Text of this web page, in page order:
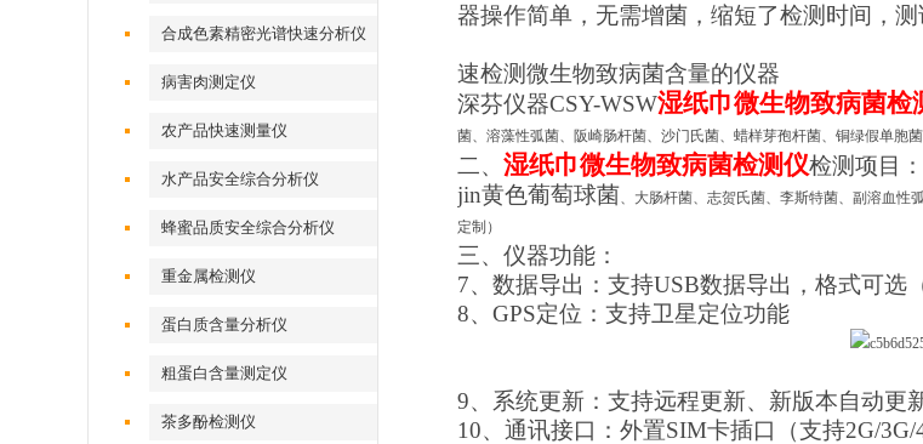
合成色素精密光谱快速分析仪
病害肉测定仪
农产品快速测量仪
水产品安全综合分析仪
蜂蜜品质安全综合分析仪
重金属检测仪
蛋白质含量分析仪
粗蛋白含量测定仪
茶多酚检测仪
器操作简单，无需增菌，缩短了检测时间，测
速检测微生物致病菌含量的仪器
深芬仪器CSY-WSW湿纸巾微生物致病菌检
菌、溶藻性弧菌、阪崎肠杆菌、沙门氏菌、蜡样芽孢杆菌、铜绿假单胞菌
二、 湿纸巾微生物致病菌检测仪检测项目：
jin黄色葡萄球菌、大肠杆菌、志贺氏菌、李斯特菌、副溶血性
定制）
三、仪器功能：
7、数据导出：支持USB数据导出，格式可选
8、GPS定位：支持卫星定位功能
9、系统更新：支持远程更新、新版本自动更
10、通讯接口：外置SIM卡插口（支持2G/